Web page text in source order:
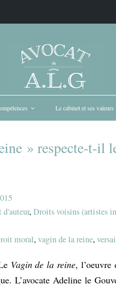
Le cabinet et ses valeurs
» respecte-t-il
, Droits voisins (artistes
moral, vagin de la reine,
Vagin de la reine, l’oeuvre
L’avocate Adeline le